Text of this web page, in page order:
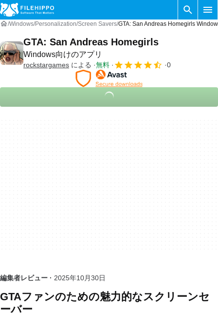
Windows Personalization Screen Savers GTA: San Andreas Homegirls
GTA: San Andreas Homegirls
Windows向けのアプリ
rockstargames による 無料 0
編集者レビュー · 2025年10月30日
GTAファンのための魅力的なスクリーンセ
ーバー